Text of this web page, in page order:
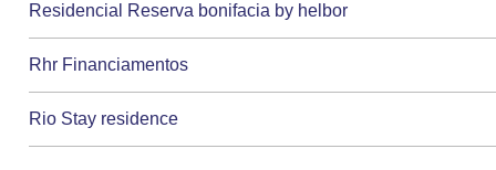
Residencial Reserva bonifacia by helbor
Rhr Financiamentos
Rio Stay residence